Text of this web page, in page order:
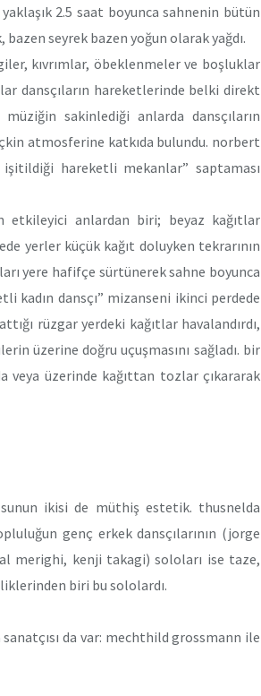
2.5 saat boyunca sahnenin bütün
seyrek bazen yoğun olarak yağdı.
kıvrımlar, öbeklenmeler ve boşluklar
dansçıların hareketlerinde belki direkt
sakinlediği anlarda dansçıların
atmosferine katkıda bulundu. norbert
işitildiği hareketli mekanlar” saptaması
etkileyici anlardan biri; beyaz kağıtlar
yerler küçük kağıt doluyken tekrarının
yere hafifçe sürtünerek sahne boyunca
kadın dansçı” mizanseni ikinci perdede
rüzgar yerdeki kağıtlar havalandırdı,
üzerine doğru uçuşmasını sağladı. bir
veya üzerinde kağıttan tozlar çıkararak
ikisi de müthiş estetik. thusnelda
genç erkek dansçılarının (jorge
merighi, kenji takagi) soloları ise taze,
biri bu sololardı.
da var: mechthild grossmann ile